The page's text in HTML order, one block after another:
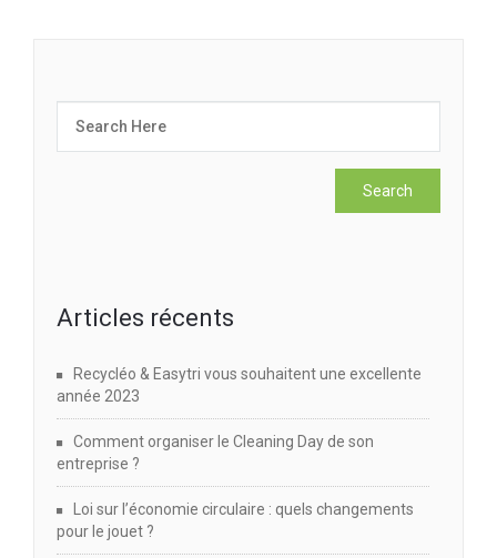
Articles récents
Recycléo & Easytri vous souhaitent une excellente
année 2023
Comment organiser le Cleaning Day de son
entreprise ?
Loi sur l’économie circulaire : quels changements
pour le jouet ?